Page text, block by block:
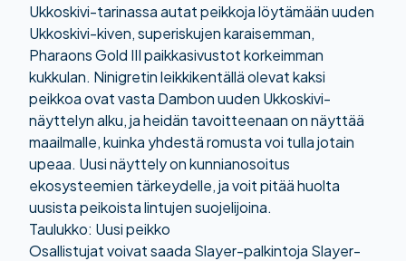
Ukkoskivi-tarinassa autat peikkoja löytämään uuden
Ukkoskivi-kiven, superiskujen karaisemman,
Pharaons Gold III paikkasivustotkorkeimman
kukkulan. Ninigretin leikkikentällä olevat kaksi
peikkoa ovat vasta Dambon uuden Ukkoskivi-
näyttelyn alku, ja heidän tavoitteenaan on näyttää
maailmalle, kuinka yhdestä romusta voi tulla jotain
upeaa. Uusi näyttely on kunnianosoitus
ekosysteemien tärkeydelle, ja voit pitää huolta
uusista peikoista lintujen suojelijoina.
Taulukko: Uusi peikko
Osallistujat voivat saada Slayer-palkintoja Slayer-